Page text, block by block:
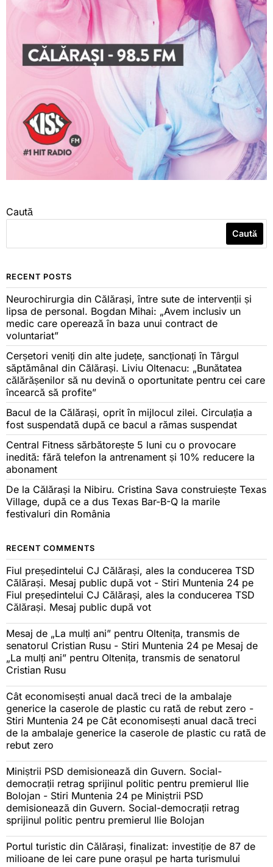
Caută
Caută
RECENT POSTS
Neurochirurgia din Călărași, între sute de intervenții și
lipsa de personal. Bogdan Mihai: „Avem inclusiv un
medic care operează în baza unui contract de
voluntariat”
Cerșetori veniți din alte județe, sancționați în Târgul
săptămânal din Călărași. Liviu Oltenacu: „Bunătatea
călărășenilor să nu devină o oportunitate pentru cei care
încearcă să profite”
Bacul de la Călărași, oprit în mijlocul zilei. Circulația a
fost suspendată după ce bacul a rămas suspendat
Central Fitness sărbătorește 5 luni cu o provocare
inedită: fără telefon la antrenament și 10% reducere la
abonament
De la Călărași la Nibiru. Cristina Sava construiește Texas
Village, după ce a dus Texas Bar-B-Q la marile
festivaluri din România
RECENT COMMENTS
Fiul președintelui CJ Călărași, ales la conducerea TSD
Călărași. Mesaj public după vot - Stiri Muntenia 24 pe
Fiul președintelui CJ Călărași, ales la conducerea TSD
Călărași. Mesaj public după vot
Mesaj de „La mulți ani” pentru Oltenița, transmis de
senatorul Cristian Rusu - Stiri Muntenia 24 pe Mesaj de
„La mulți ani” pentru Oltenița, transmis de senatorul
Cristian Rusu
Cât economisești anual dacă treci de la ambalaje
generice la caserole de plastic cu rată de rebut zero -
Stiri Muntenia 24 pe Cât economisești anual dacă treci
de la ambalaje generice la caserole de plastic cu rată de
rebut zero
Miniștrii PSD demisionează din Guvern. Social-
democrații retrag sprijinul politic pentru premierul Ilie
Bolojan - Stiri Muntenia 24 pe Miniștrii PSD
demisionează din Guvern. Social-democrații retrag
sprijinul politic pentru premierul Ilie Bolojan
Portul turistic din Călărași, finalizat: investiție de 87 de
milioane de lei care pune orașul pe harta turismului